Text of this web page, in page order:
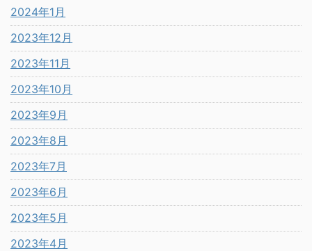
2024年1月
2023年12月
2023年11月
2023年10月
2023年9月
2023年8月
2023年7月
2023年6月
2023年5月
2023年4月